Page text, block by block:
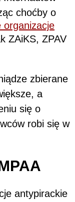
choćby o
organizacje
ZAiKS, ZPAV
zbierane
a
się o
robi się w
antypirackie